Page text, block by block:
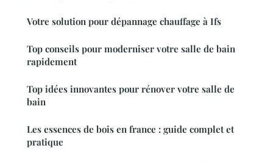
Votre solution pour dépannage chauffage à Ifs
Top conseils pour moderniser votre salle de bain
rapidement
Top idées innovantes pour rénover votre salle de
bain
Les essences de bois en france : guide complet et
pratique